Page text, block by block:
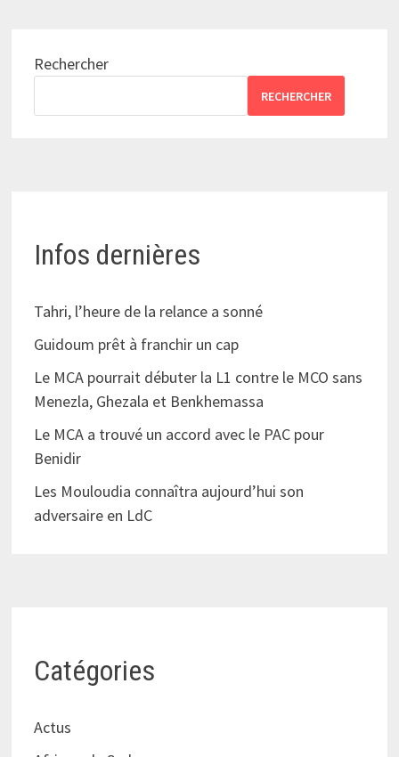
Rechercher
RECHERCHER
Infos dernières
Tahri, l’heure de la relance a sonné
Guidoum prêt à franchir un cap
Le MCA pourrait débuter la L1 contre le MCO sans
Menezla, Ghezala et Benkhemassa
Le MCA a trouvé un accord avec le PAC pour
Benidir
Les Mouloudia connaîtra aujourd’hui son
adversaire en LdC
Catégories
Actus